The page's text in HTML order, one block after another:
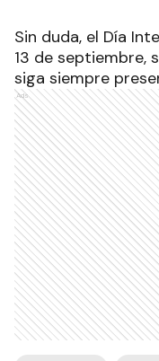
Sin duda, el Día
13 de septiembre,
siga siempre
Ads